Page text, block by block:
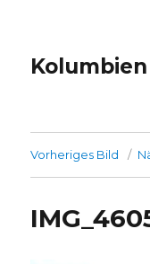
Vorheriges Bild